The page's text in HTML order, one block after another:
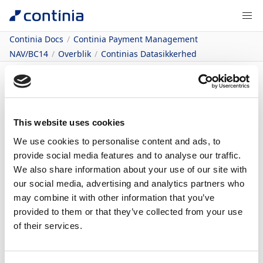
This website uses cookies
We use cookies to personalise content and ads, to
provide social media features and to analyse our traffic.
We also share information about your use of our site with
our social media, advertising and analytics partners who
may combine it with other information that you’ve
provided to them or that they’ve collected from your use
of their services.
Continia Docs
Continia Payment Management
NAV/BC14
Overblik Continias Datasikkerhed
Continias
datasikkerhed
06/08/2026 1 minut at læse
I denne artikel
Trust Center